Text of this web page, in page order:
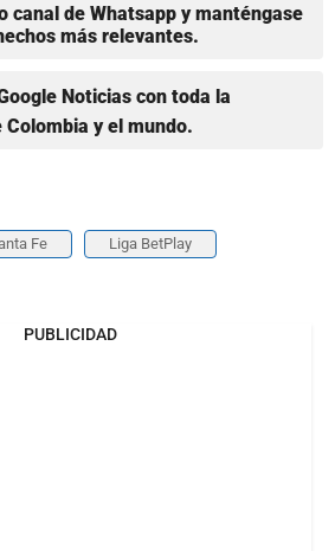
canal de Whatsapp y manténgase
más relevantes.
Noticias con toda la
y el mundo.
Fe Liga BetPlay
PUBLICIDAD